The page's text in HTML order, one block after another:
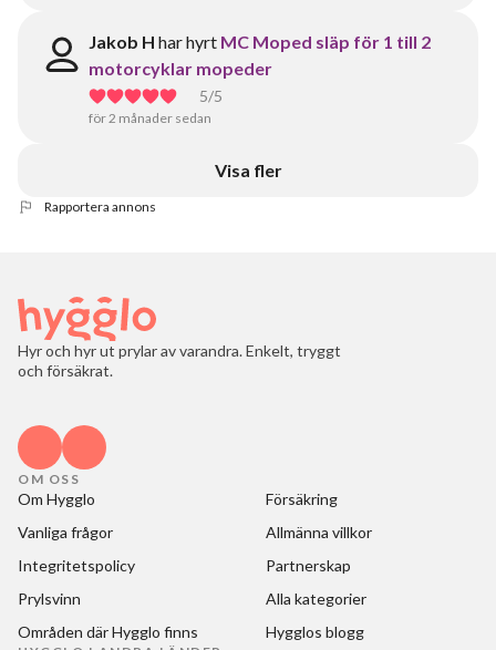
Jakob H har hyrt MC Moped släp för 1 till 2
motorcyklar mopeder
5/5
för 2 månader sedan
Visa fler
Rapportera annons
Hyr och hyr ut prylar av varandra. Enkelt, tryggt
och försäkrat.
OM OSS
Om Hygglo
Försäkring
Vanliga frågor
Allmänna villkor
Integritetspolicy
Partnerskap
Prylsvinn
Alla kategorier
Områden där Hygglo finns
Hygglos blogg